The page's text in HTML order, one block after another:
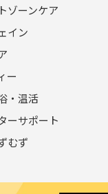
を取り消させてい
ることがあります
イトを中断すること
ゾーンケア
イン
ー
・温活
ーサポート
むず